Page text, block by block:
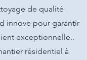
de qualité
innove pour garantir
exceptionnelle..
résidentiel à